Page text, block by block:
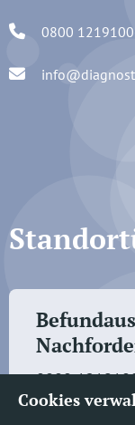
Cookies
0800
0800